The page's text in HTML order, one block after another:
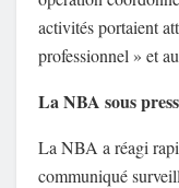
activités portaient
professionnel » et
La NBA sous
La NBA a réagi
communiqué